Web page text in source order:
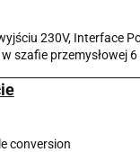
230V, Interface
szafie przemysłowej 6
conversion